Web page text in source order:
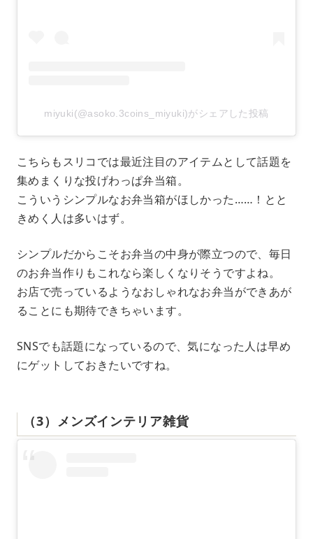
miyuki(@asoko.3coins_miyuki)がシェアした投稿
こちらもスリコでは最近注目のアイテムとして話題を
集めまくりな投げわっぱ弁当箱。
こういうシンプルなお弁当箱がほしかった……！とと
きめく人は多いはず。
シンプルだからこそお弁当の中身が際立つので、毎日
のお弁当作りもこれなら楽しくなりそうですよね。
お店で売っているようなおしゃれなお弁当ができあが
ることにも期待できちゃいます。
SNSでも話題になっているので、気になった人は早め
にゲットしておきたいですね。
（3）メンズインテリア雑貨